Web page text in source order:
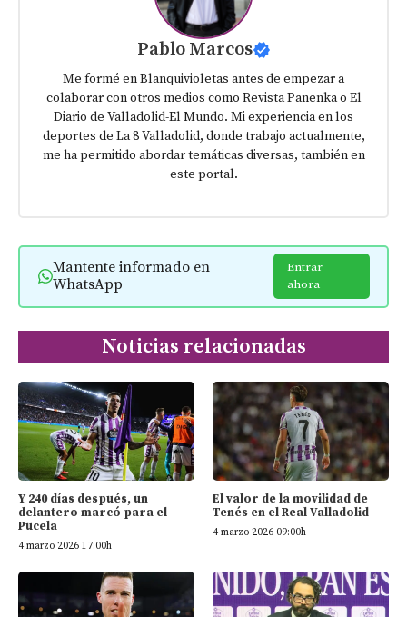
Pablo Marcos
Me formé en Blanquivioletas antes de empezar a
colaborar con otros medios como Revista Panenka o El
Diario de Valladolid-El Mundo. Mi experiencia en los
deportes de La 8 Valladolid, donde trabajo actualmente,
me ha permitido abordar temáticas diversas, también en
este portal.
Mantente informado en
WhatsApp
Entrar
ahora
Noticias relacionadas
Y 240 días después, un
delantero marcó para el
Pucela
4 marzo 2026 17:00h
El valor de la movilidad de
Tenés en el Real Valladolid
4 marzo 2026 09:00h